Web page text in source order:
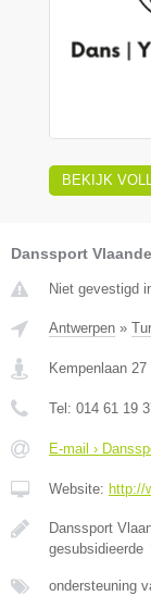
BEKIJK
Danssport
Niet gevestigd
Antwerpen »
Kempenlaan 27
Tel: 014 61 19
E-mail ›
Website: http://
Danssport
gesubsidieerde
ondersteuning